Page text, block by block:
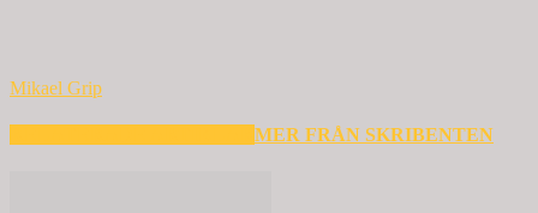
Mikael Grip
MER FRÅN SKRIBENTEN